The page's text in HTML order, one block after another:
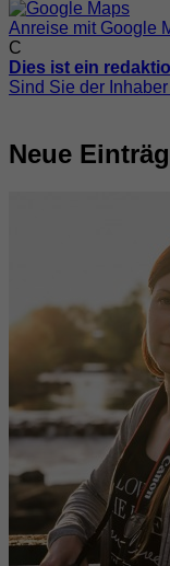
Anreise mit Google
C
Dies ist ein
Sind Sie der
Neue